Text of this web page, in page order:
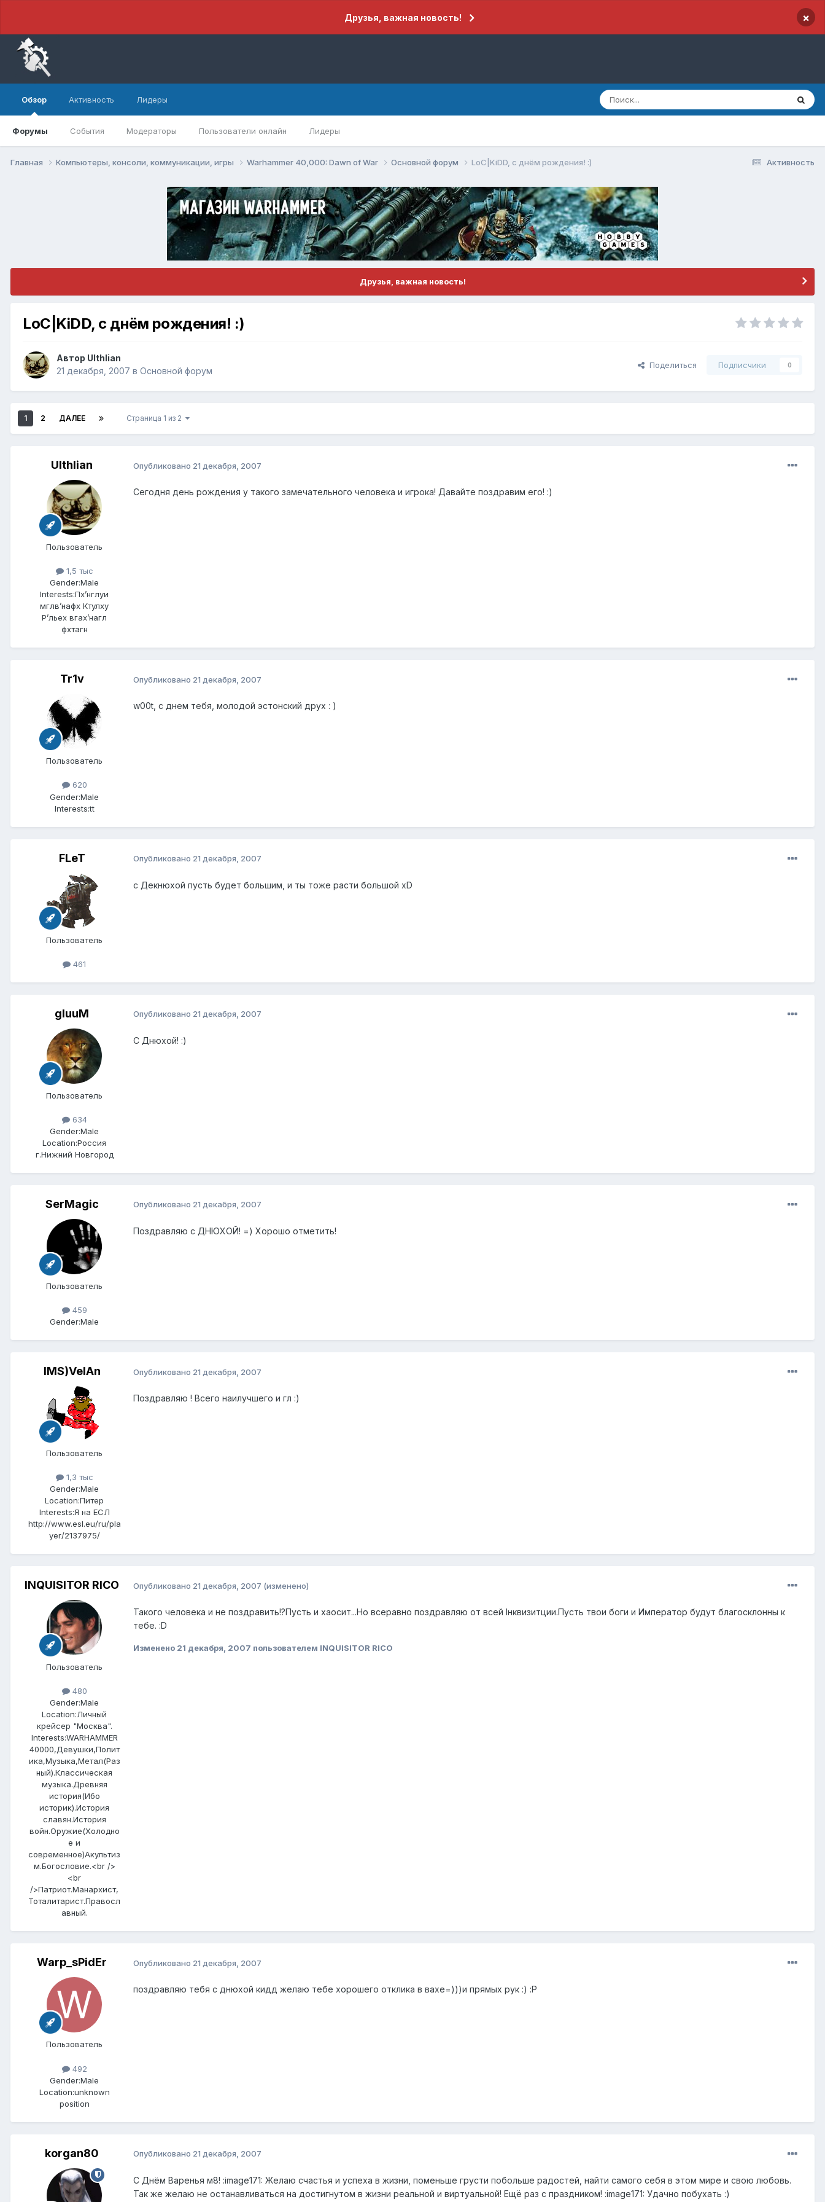
Друзья, важная новость! ×
Обзор
Форумы События Модераторы Пользователи онлайн Лидеры
Активность Лидеры
Активность
Главная Компьютеры, консоли, коммуникации, игры Warhammer 40,000: Dawn of War Основной форум LoC|KiDD, с днём рождения! :)
Друзья, важная новость!
LoC|KiDD, с днём рождения! :)
Автор Ulthlian
21 декабря, 2007 в Основной форум
Поделиться Подписчики 0
1 2 ДАЛЕЕ Страница 1 из 2
Ulthlian
Пользователь
1,5 тыс
Gender:Male
Interests:Пх’нглуи
мглв’нафх Ктулху
Р’льех вгах’нагл
фхтагн
Опубликовано 21 декабря, 2007
Сегодня день рождения у такого замечательного человека и игрока! Давайте поздравим его! :)
Tr1v
Пользователь
620
Gender:Male
Interests:tt
Опубликовано 21 декабря, 2007
w00t, с днем тебя, молодой эстонский друх : )
FLeT
Пользователь
461
Опубликовано 21 декабря, 2007
с Декнюхой пусть будет большим, и ты тоже расти большой xD
gluuM
Пользователь
634
Gender:Male
Location:Россия
г.Нижний Новгород
Опубликовано 21 декабря, 2007
С Днюхой! :)
SerMagic
Пользователь
459
Gender:Male
Опубликовано 21 декабря, 2007
Поздравляю с ДНЮХОЙ! =) Хорошо отметить!
IMS)VelAn
Пользователь
1,3 тыс
Gender:Male
Location:Питер
Interests:Я на ЕСЛ
http://www.esl.eu/ru/pla
yer/2137975/
Опубликовано 21 декабря, 2007
Поздравляю ! Всего наилучшего и гл :)
INQUISITOR RICO
Пользователь
480
Gender:Male
Location:Личный
крейсер "Москва".
Interests:WARHAMMER
40000,Девушки,Полит
ика,Музыка,Метал(Раз
ный).Классическая
музыка.Древняя
история(Ибо
историк).История
славян.История
войн.Оружие(Холодно
е и
современное)Акультиз
м.Богословие.<br />
<br
/>Патриот.Манархист,
Тоталитарист.Правосл
авный.
Опубликовано 21 декабря, 2007 (изменено)
Такого человека и не поздравить!?Пусть и хаосит...Но всеравно поздравляю от всей Iнквизитции.Пусть твои боги и Император будут благосклонны к
тебе. :D
Изменено 21 декабря, 2007 пользователем INQUISITOR RICO
Warp_sPidEr
Пользователь
492
Gender:Male
Location:unknown
position
Опубликовано 21 декабря, 2007
поздравляю тебя с днюхой кидд желаю тебе хорошего отклика в вахе=)))и прямых рук :) :P
korgan80 Опубликовано 21 декабря, 2007
С Днём Варенья м8! :image171: Желаю счастья и успеха в жизни, поменьше грусти побольше радостей, найти самого себя в этом мире и свою любовь.
Так же желаю не останавливаться на достигнутом в жизни реальной и виртуальной! Ещё раз с праздником! :image171: Удачно побухать :)